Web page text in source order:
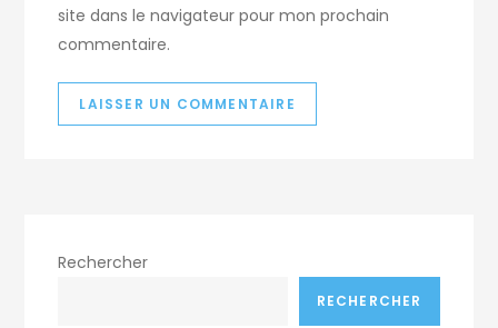
site dans le navigateur pour mon prochain
commentaire.
Rechercher
RECHERCHER